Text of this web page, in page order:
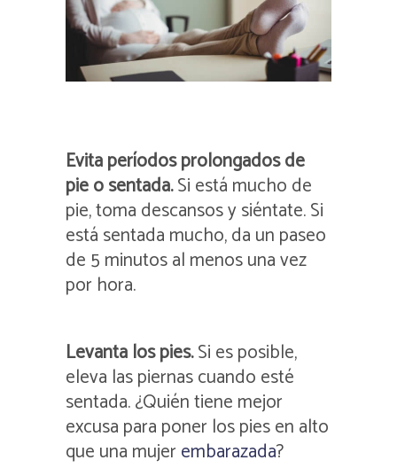
Evita períodos prolongados de
pie o sentada.Si está mucho de
pie, toma descansos y siéntate. Si
está sentada mucho, da un paseo
de 5 minutos al menos una vez
por hora.
Levanta los pies.Si es posible,
eleva las piernas cuando esté
sentada. ¿Quién tiene mejor
excusa para poner los pies en alto
que una mujer embarazada?